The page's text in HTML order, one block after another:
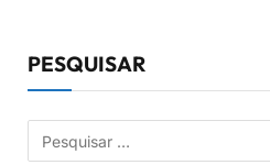
PESQUISAR